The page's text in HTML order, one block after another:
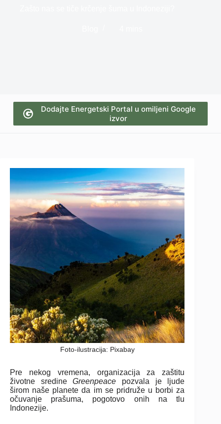
Dodajte Energetski Portal u omiljeni Google
izvor
Foto-ilustracija: Pixabay
Pre nekog vremena, organizacija za zaštitu
životne sredineGreenpeace pozvala je ljude
širom naše planete da im se pridruže u borbi za
očuvanje prašuma, pogotovo onih na tlu
Indonezije.